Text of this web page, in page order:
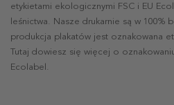
etykietami ekologicznymi FSC i EU
leśnictwa. Nasze drukarnie są w 100%
produkcja plakatów jest oznakowana
Tutaj dowiesz się więcej o
Ecolabel.